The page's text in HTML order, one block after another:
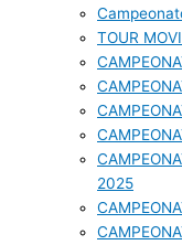
TOUR
2025